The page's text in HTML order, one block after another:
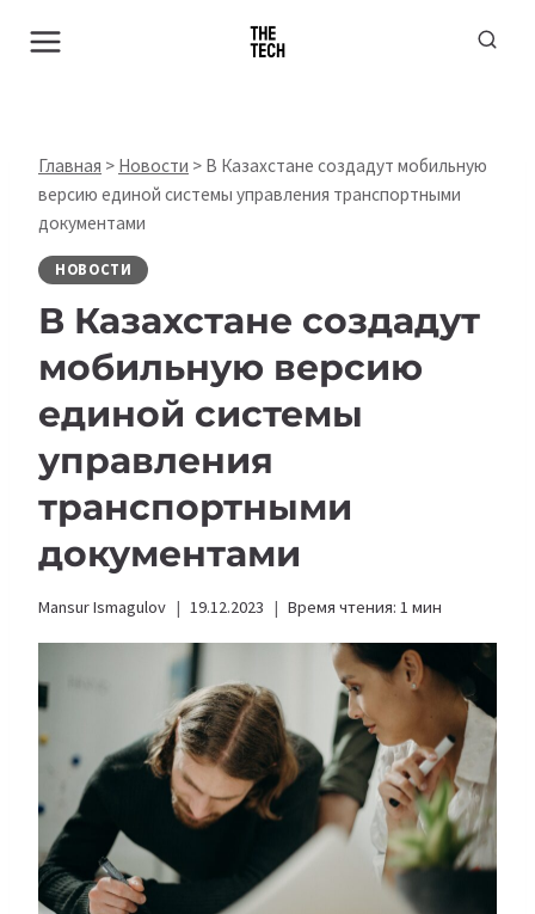
Главная > Новости > В Казахстане создадут мобильную
версию единой системы управления транспортными
документами
НОВОСТИ
В Казахстане создадут
мобильную версию
единой системы
управления
транспортными
документами
Mansur Ismagulov 19.12.2023 Время чтения: 1 мин